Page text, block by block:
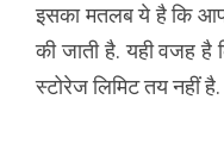
इसका मतलब ये है कि
की जाती है. यही वजह
स्टोरेज लिमिट तय नहीं है.